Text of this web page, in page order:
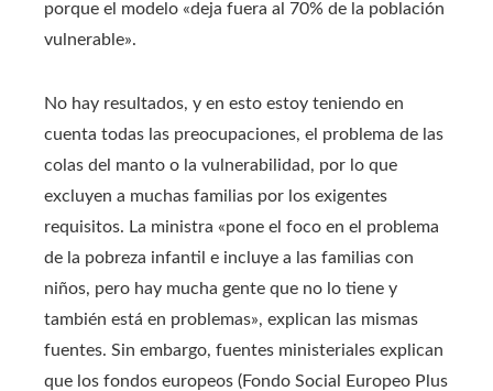
porque el modelo «deja fuera al 70% de la población
vulnerable».
No hay resultados, y en esto estoy teniendo en
cuenta todas las preocupaciones, el problema de las
colas del manto o la vulnerabilidad, por lo que
excluyen a muchas familias por los exigentes
requisitos. La ministra «pone el foco en el problema
de la pobreza infantil e incluye a las familias con
niños, pero hay mucha gente que no lo tiene y
también está en problemas», explican las mismas
fuentes. Sin embargo, fuentes ministeriales explican
que los fondos europeos (Fondo Social Europeo Plus